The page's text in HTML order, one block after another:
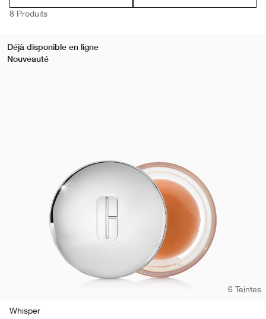
8 Produits
Déjà disponible en ligne
Nouveauté
6 Teintes
Whisper